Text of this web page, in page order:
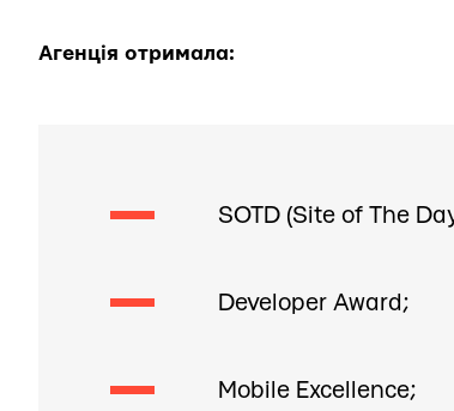
Агенція отримала:
SOTD (Site of The
Developer Award;
Mobile Excellence;